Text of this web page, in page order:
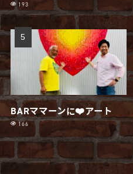
193
BARママーンに❤️アート
166